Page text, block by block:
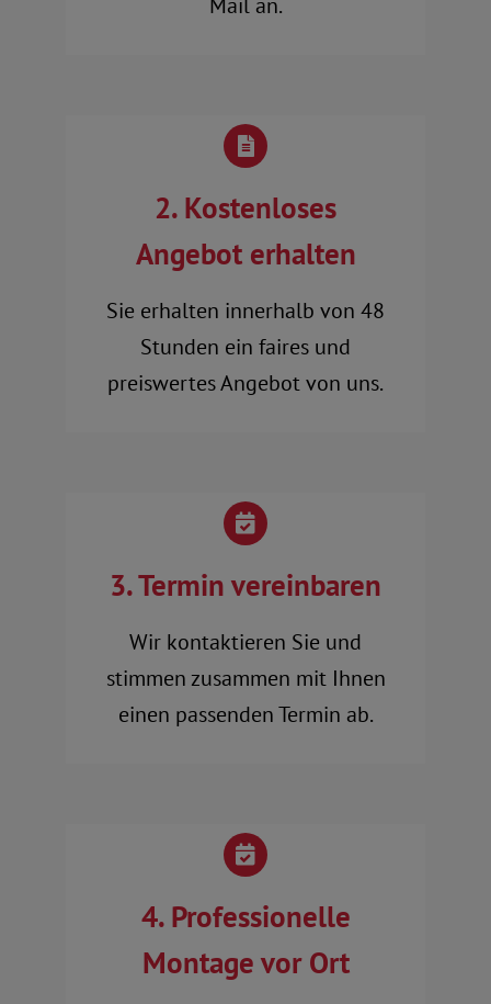
Mail an.
2. Kostenloses
Angebot erhalten
Sie erhalten innerhalb von 48
Stunden ein faires und
preiswertes Angebot von uns.
3. Termin vereinbaren
Wir kontaktieren Sie und
stimmen zusammen mit Ihnen
einen passenden Termin ab.
4. Professionelle
Montage vor Ort